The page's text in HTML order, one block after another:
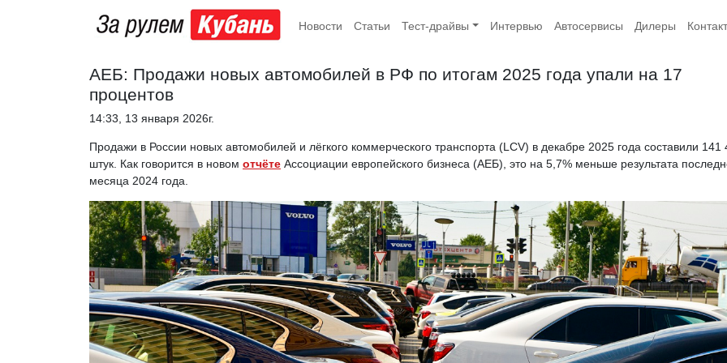
Новости Статьи Тест-драйвы Интервью Автосервисы Дилеры
АЕБ: Продажи новых автомобилей в РФ по итогам 2025 года упали на 17
процентов
14:33, 13 января 2026г.
Продажи в России новых автомобилей и лёгкого коммерческого транспорта (LCV) в декабре 2025 года составили 141
штук. Как говорится в новом отчёте Ассоциации европейского бизнеса (АЕБ), это на 5,7% меньше результата
месяца 2024 года.